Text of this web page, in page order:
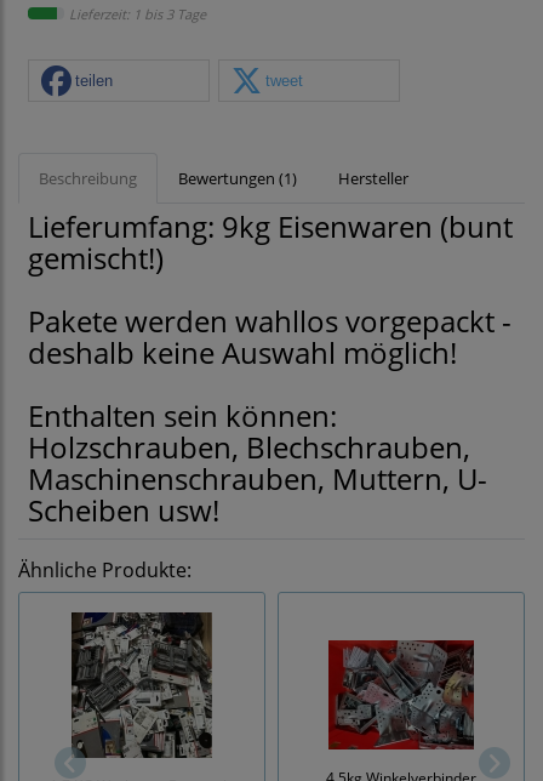
Lieferzeit: 1 bis 3 Tage
teilen tweet
Beschreibung Bewertungen (1) Hersteller
Lieferumfang: 9kg Eisenwaren (bunt
gemischt!)
Pakete werden wahllos vorgepackt -
deshalb keine Auswahl möglich!
Enthalten sein können:
Holzschrauben, Blechschrauben,
Maschinenschrauben, Muttern, U-
Scheiben usw!
Ähnliche Produkte:
4,5kg Winkelverbinder